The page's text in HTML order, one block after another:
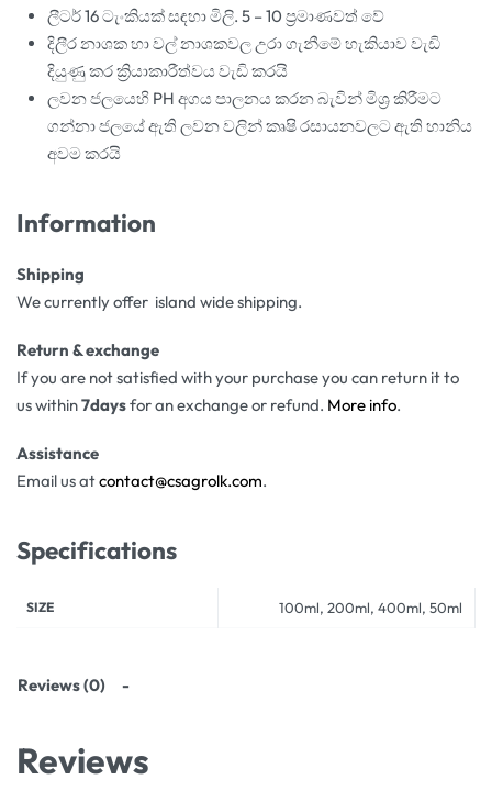
ලීටර් 16 ටැංකියක් සඳහා මිලි. 5 – 10 ප්‍රමාණවත් වේ
දිලීර නාශක හා වල් නාශකවල උරා ගැනීමේ හැකියාව වැඩි
දියුණු කර ක්‍රියාකාරීත්වය වැඩි කරයි
ලවන ජලයෙහි PH අගය පාලනය කරන බැවින් මිශ්‍ර කිරීමට
ගන්නා ජලයේ ඇති ලවන වලින් කෘෂි රසායනවලට ඇති හානිය
අවම කරයි
Information
Shipping
We currently offer island wide shipping.
Return & exchange
If you are not satisfied with your purchase you can return it to
us within7daysfor an exchange or refund. More info.
Assistance
Email us atcontact@csagrolk.com.
Specifications
SIZE 100ml, 200ml, 400ml, 50ml
Reviews (0)
Reviews